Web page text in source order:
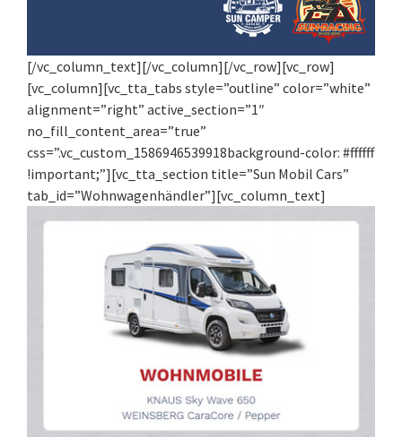
[/vc_column_text][/vc_column][/vc_row][vc_row]
[vc_column][vc_tta_tabs style=”outline” color=”white”
alignment=”right” active_section=”1″
no_fill_content_area=”true”
css=”.vc_custom_1586946539918background-color: #ffffff
!important;”][vc_tta_section title=”Sun Mobil Cars”
tab_id=”Wohnwagenhändler”][vc_column_text]